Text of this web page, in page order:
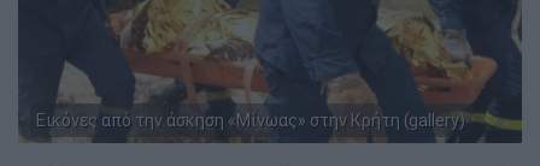
Εικόνες από την άσκηση «Μίνωας» στην Κρήτη (gallery)